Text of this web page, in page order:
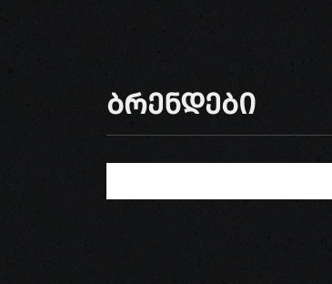
Ბრენდები